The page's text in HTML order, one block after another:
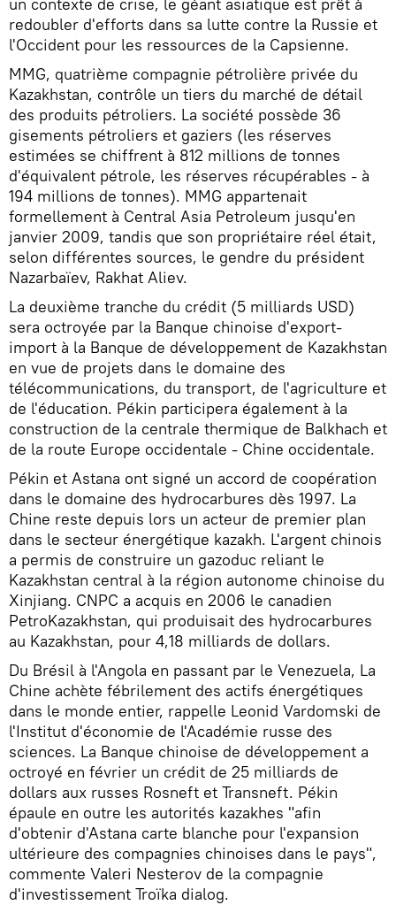
redoubler d'efforts dans sa lutte contre la Russie et
l'Occident pour les ressources de la Capsienne.
MMG, quatrième compagnie pétrolière privée du
Kazakhstan, contrôle un tiers du marché de détail
des produits pétroliers. La société possède 36
gisements pétroliers et gaziers (les réserves
estimées se chiffrent à 812 millions de tonnes
d'équivalent pétrole, les réserves récupérables - à
194 millions de tonnes). MMG appartenait
formellement à Central Asia Petroleum jusqu'en
janvier 2009, tandis que son propriétaire réel était,
selon différentes sources, le gendre du président
Nazarbaïev, Rakhat Aliev.
La deuxième tranche du crédit (5 milliards USD)
sera octroyée par la Banque chinoise d'export-
import à la Banque de développement de Kazakhstan
en vue de projets dans le domaine des
télécommunications, du transport, de l'agriculture et
de l'éducation. Pékin participera également à la
construction de la centrale thermique de Balkhach et
de la route Europe occidentale - Chine occidentale.
Pékin et Astana ont signé un accord de coopération
dans le domaine des hydrocarbures dès 1997. La
Chine reste depuis lors un acteur de premier plan
dans le secteur énergétique kazakh. L'argent chinois
a permis de construire un gazoduc reliant le
Kazakhstan central à la région autonome chinoise du
Xinjiang. CNPC a acquis en 2006 le canadien
PetroKazakhstan, qui produisait des hydrocarbures
au Kazakhstan, pour 4,18 milliards de dollars.
Du Brésil à l'Angola en passant par le Venezuela, La
Chine achète fébrilement des actifs énergétiques
dans le monde entier, rappelle Leonid Vardomski de
l'Institut d'économie de l'Académie russe des
sciences. La Banque chinoise de développement a
octroyé en février un crédit de 25 milliards de
dollars aux russes Rosneft et Transneft. Pékin
épaule en outre les autorités kazakhes "afin
d'obtenir d'Astana carte blanche pour l'expansion
ultérieure des compagnies chinoises dans le pays",
commente Valeri Nesterov de la compagnie
d'investissement Troïka dialog.